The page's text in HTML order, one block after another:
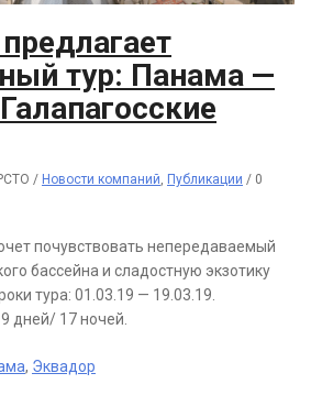
тур: Панама —
/ Новости компаний Публикации / 0
почувствовать непередаваемый
бассейна и сладостную экзотику
тура: 01.03.19 — 19.03.19.
дней/ 17 ночей.
, Эквадор